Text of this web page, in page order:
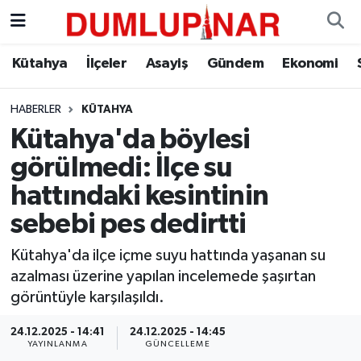
Kütahya İlçeler Asayiş Gündem Ekonomi
HABERLER KÜTAHYA
Kütahya'da böylesi
görülmedi: İlçe su
hattındaki kesintinin
sebebi pes dedirtti
Kütahya'da ilçe içme suyu hattında yaşanan su
azalması üzerine yapılan incelemede şaşırtan
görüntüyle karşılaşıldı.
24.12.2025 - 14:41
YAYINLANMA
24.12.2025 - 14:45
GÜNCELLEME
Asayiş
Diğer
Dünya
Eğitim
Ekonomi
Eleman
Emlak
Gündem
Kütahya Hava Durumu
Kütahya Trafik Yoğunluk Haritası
Süper Lig Puan Durumu ve Fikstür
Tüm Manşetler
Son Dakika Haberleri
Haber Arşivi